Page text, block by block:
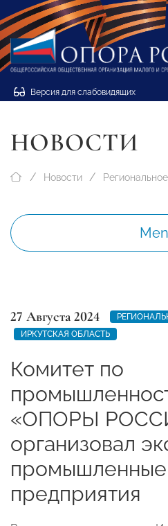
Версия для слабовидящих
НОВОСТИ
Новости
27 Августа 2024
ИРКУТСКАЯ ОБЛАСТЬ
Комитет по
«ОПОРЫ
организовал
промышленные
предприятия